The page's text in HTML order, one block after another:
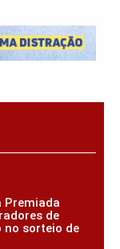
Premiada
de
no sorteio de